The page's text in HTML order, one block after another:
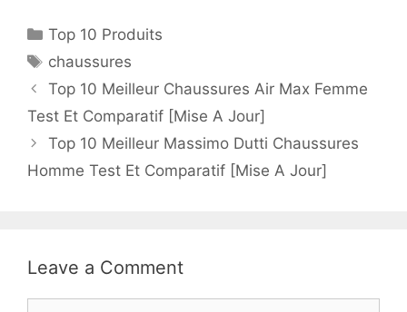
Top 10 Produits
chaussures
Top 10 Meilleur Chaussures Air Max Femme
Test Et Comparatif [Mise A Jour]
Top 10 Meilleur Massimo Dutti Chaussures
Homme Test Et Comparatif [Mise A Jour]
Leave a Comment